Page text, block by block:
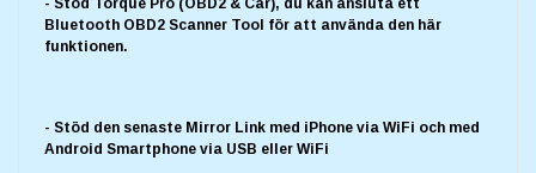
- Stöd Torque Pro (OBD2 & Car), du kan ansluta ett
Bluetooth OBD2 Scanner Tool för att använda den här
funktionen.
- Stöd den senaste Mirror Link med iPhone via WiFi och med
Android Smartphone via USB eller WiFi